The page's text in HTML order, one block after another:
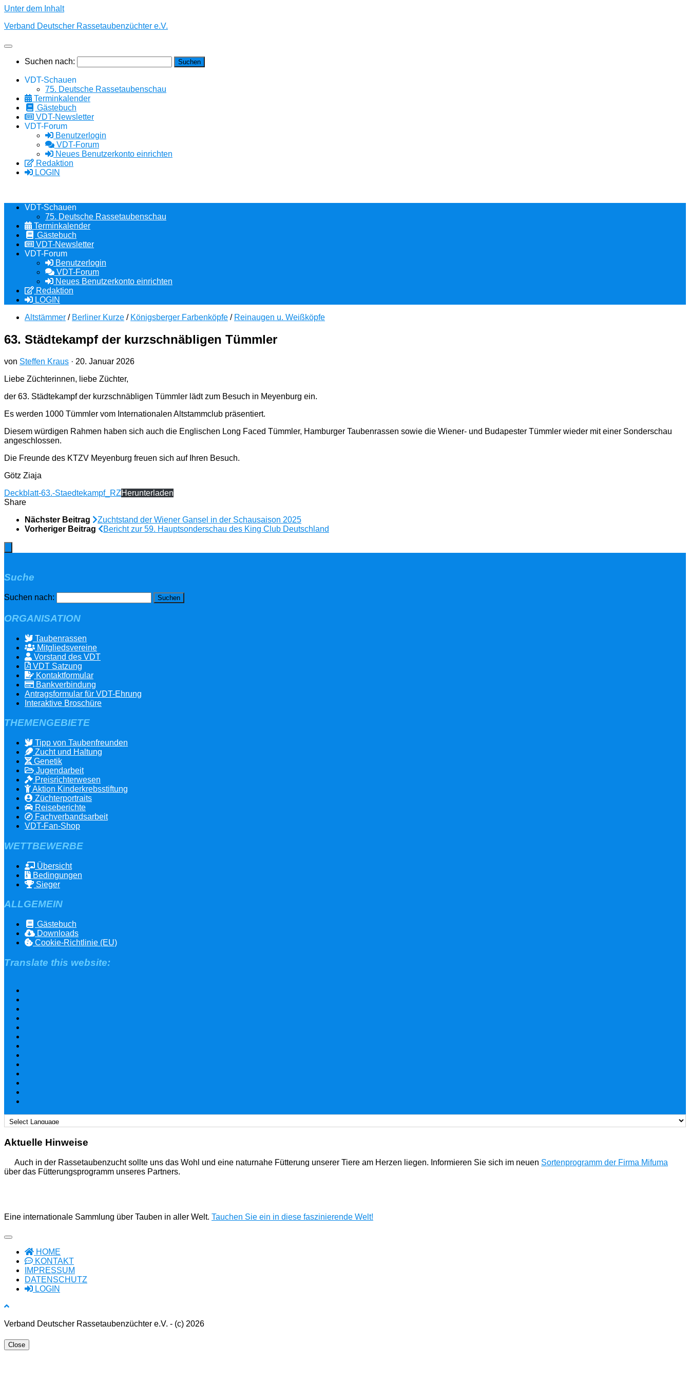
Unter dem Inhalt
Verband Deutscher Rassetaubenzüchter e.V.
Suchen nach:
VDT-Schauen
75. Deutsche Rassetaubenschau
Terminkalender
Gästebuch
VDT-Newsletter
VDT-Forum
Benutzerlogin
VDT-Forum
Neues Benutzerkonto einrichten
Redaktion
LOGIN
VDT-Schauen
75. Deutsche Rassetaubenschau
Terminkalender
Gästebuch
VDT-Newsletter
VDT-Forum
Benutzerlogin
VDT-Forum
Neues Benutzerkonto einrichten
Redaktion
LOGIN
Altstämmer / Berliner Kurze / Königsberger Farbenköpfe / Reinaugen u. Weißköpfe
63. Städtekampf der kurzschnäbligen Tümmler
von Steffen Kraus · 20. Januar 2026
Liebe Züchterinnen, liebe Züchter,
der 63. Städtekampf der kurzschnäbligen Tümmler lädt zum Besuch in Meyenburg ein.
Es werden 1000 Tümmler vom Internationalen Altstammclub präsentiert.
Diesem würdigen Rahmen haben sich auch die Englischen Long Faced Tümmler, Hamburger Taubenrassen sowie die Wiener- und Budapester Tümmler wieder mit einer Sonderschau
angeschlossen.
Die Freunde des KTZV Meyenburg freuen sich auf Ihren Besuch.
Götz Ziaja
Deckblatt-63.-Staedtekampf_RZHerunterladen
Share
Nächster Beitrag
Zuchtstand der Wiener Gansel in der Schausaison 2025
Vorheriger Beitrag
Bericht zur 59. Hauptsonderschau des King Club Deutschland
Suche
Suchen nach:
ORGANISATION
Taubenrassen
Mitgliedsvereine
Vorstand des VDT
VDT Satzung
Kontaktformular
Bankverbindung
Antragsformular für VDT-Ehrung
Interaktive Broschüre
THEMENGEBIETE
Tipp von Taubenfreunden
Zucht und Haltung
Genetik
Jugendarbeit
Preisrichterwesen
Aktion Kinderkrebsstiftung
Züchterportraits
Reiseberichte
Fachverbandsarbeit
VDT-Fan-Shop
WETTBEWERBE
Übersicht
Bedingungen
Sieger
ALLGEMEIN
Gästebuch
Downloads
Cookie-Richtlinie (EU)
Translate this website:
Aktuelle Hinweise
Auch in der Rassetaubenzucht sollte uns das Wohl und eine naturnahe Fütterung unserer Tiere am Herzen liegen. Informieren Sie sich im neuen Sortenprogramm der Firma Mifuma
über das Fütterungsprogramm unseres Partners.
Eine internationale Sammlung über Tauben in aller Welt. Tauchen Sie ein in diese faszinierende Welt!
HOME
KONTAKT
IMPRESSUM
DATENSCHUTZ
LOGIN
Verband Deutscher Rassetaubenzüchter e.V. - (c) 2026
Close